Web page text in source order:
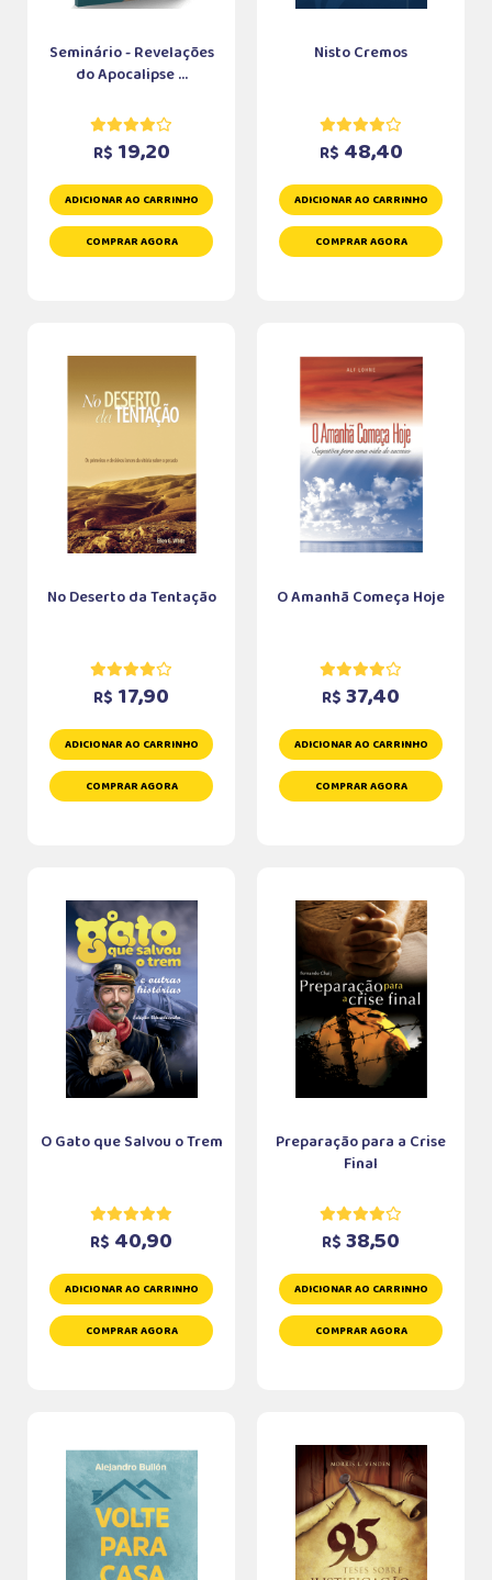
Seminário - Revelações
do Apocalipse ...
R$ 19,20
ADICIONAR AO CARRINHO
COMPRAR AGORA
Nisto Cremos
R$ 48,40
ADICIONAR AO CARRINHO
COMPRAR AGORA
No Deserto da Tentação
R$ 17,90
ADICIONAR AO CARRINHO
COMPRAR AGORA
O Amanhã Começa Hoje
R$ 37,40
ADICIONAR AO CARRINHO
COMPRAR AGORA
O Gato que Salvou o Trem
R$ 40,90
ADICIONAR AO CARRINHO
COMPRAR AGORA
Preparação para a Crise
Final
R$ 38,50
ADICIONAR AO CARRINHO
COMPRAR AGORA